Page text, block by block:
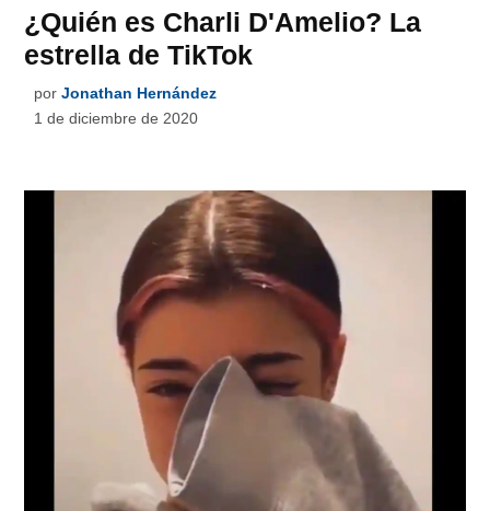
¿Quién es Charli D'Amelio? La
estrella de TikTok
por Jonathan Hernández
1 de diciembre de 2020